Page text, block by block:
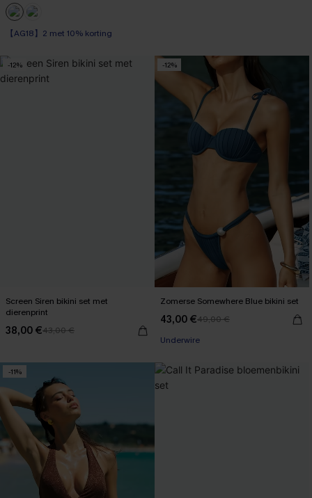
【AG18】2 met 10% korting
-12%
Screen Siren bikini set met
dierenprint
38,00 €43,00 €
-12%
Zomerse Somewhere Blue bikini set
43,00 €49,00 €
Underwire
-11%